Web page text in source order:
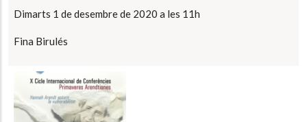
Dimarts 1 de desembre de 2020 a les 11h
Fina Birulés